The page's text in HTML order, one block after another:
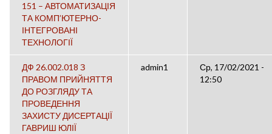
151 – АВТОМАТИЗАЦІЯ
ТА КОМП’ЮТЕРНО-
ІНТЕГРОВАНІ
ТЕХНОЛОГІЇ
ДФ 26.002.018 З
ПРАВОМ ПРИЙНЯТТЯ
ДО РОЗГЛЯДУ ТА
ПРОВЕДЕННЯ
ЗАХИСТУ ДИСЕРТАЦІЇ
ГАВРИШ ЮЛІЇ
admin1
Ср, 17/02/2021 -
12:50